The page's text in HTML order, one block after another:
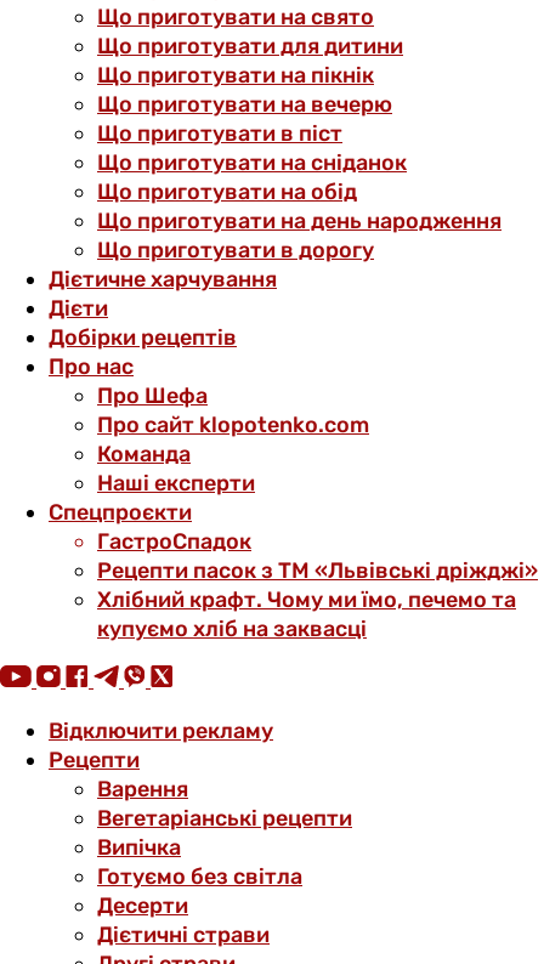
Що приготувати на свято
Що приготувати для дитини
Що приготувати на пікнік
Що приготувати на вечерю
Що приготувати в піст
Що приготувати на сніданок
Що приготувати на обід
Що приготувати на день народження
Що приготувати в дорогу
Дієтичне харчування
Дієти
Добірки рецептів
Про нас
Про Шефа
Про сайт klopotenko.com
Команда
Наші експерти
Спецпроєкти
ГастроСпадок
Рецепти пасок з ТМ «Львівські дріжджі»
Хлібний крафт. Чому ми їмо, печемо та
купуємо хліб на заквасці
Відключити рекламу
Рецепти
Варення
Вегетаріанські рецепти
Випічка
Готуємо без світла
Десерти
Дієтичні страви